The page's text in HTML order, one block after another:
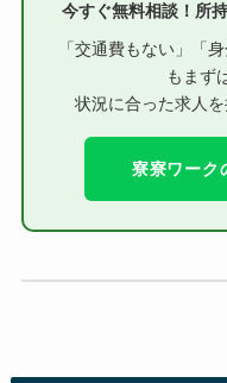
今すぐ無料相談！所
「交通費もない」「
もまず
状況に合った求人
寮寮ワーク